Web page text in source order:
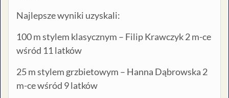
Najlepsze wyniki uzyskali:
100 m stylem klasycznym – Filip Krawczyk 2 m-ce
wśród 11 latków
25 m stylem grzbietowym – Hanna Dąbrowska 2
m-ce wśród 9 latków